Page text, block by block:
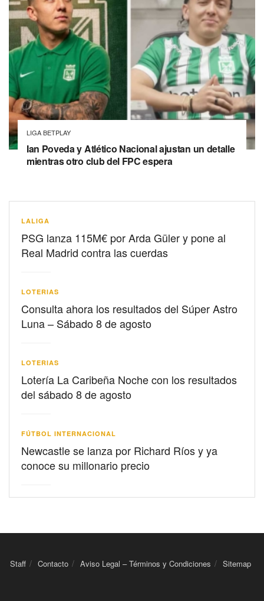
LIGA BETPLAY
Ian Poveda y Atlético Nacional ajustan un detalle
mientras otro club del FPC espera
LALIGA
PSG lanza 115M€ por Arda Güler y pone al
Real Madrid contra las cuerdas
LOTERIAS
Consulta ahora los resultados del Súper Astro
Luna – Sábado 8 de agosto
LOTERIAS
Lotería La Caribeña Noche con los resultados
del sábado 8 de agosto
FÚTBOL INTERNACIONAL
Newcastle se lanza por Richard Ríos y ya
conoce su millonario precio
Staff Contacto Aviso Legal – Términos y Condiciones Sitemap